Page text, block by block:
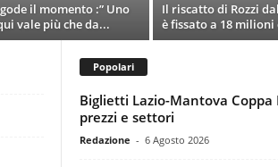
il momento :” Uno
vale più che da...
Il riscatto di Rozzi
è fissato a 18 milioni
Popolari
Biglietti Lazio-Mantova
prezzi e settori
Redazione - 6 Agosto 2026